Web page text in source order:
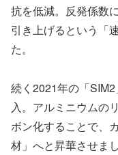
抗を低減。反発係数
引き上げるという「
た。
続く2021年の「SIM2
入。アルミニウムの
ボン化することで、
材」へと昇華させま